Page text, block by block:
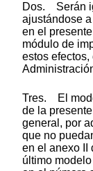
Dos. Serán
ajustándose
en el
módulo de
estos
Tres. El
de la
general, por
que no
en el anexo II
último